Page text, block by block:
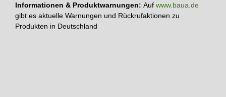
Informationen & Produktwarnungen: Auf www.baua.de
gibt es aktuelle Warnungen und Rückrufaktionen zu
Produkten in Deutschland